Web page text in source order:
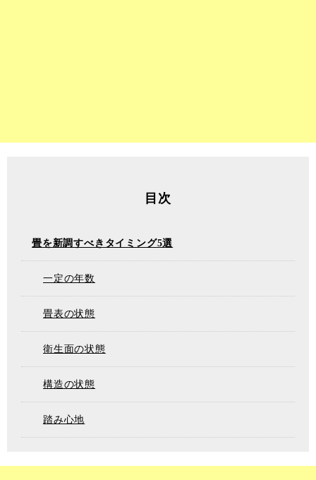
目次
畳を新調すべきタイミング5選
一定の年数
畳表の状態
衛生面の状態
構造の状態
踏み心地